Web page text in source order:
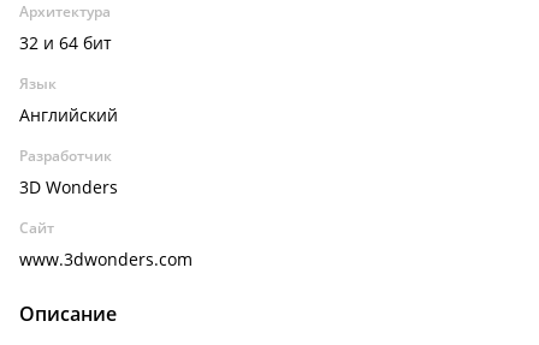
Архитектура
32 и 64 бит
Язык
Английский
Разработчик
3D Wonders
Сайт
www.3dwonders.com
Описание